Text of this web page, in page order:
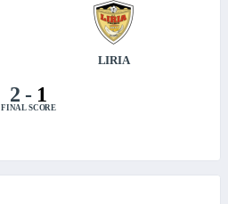
LIRIA
2- 1
FINAL SCORE